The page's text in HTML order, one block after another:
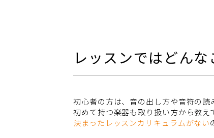
レッスンではどん
初心者の方は、音の出し方や音符の読
初めて持つ楽器も取り扱い方から教え
決まったレッスンカリキュラムがない